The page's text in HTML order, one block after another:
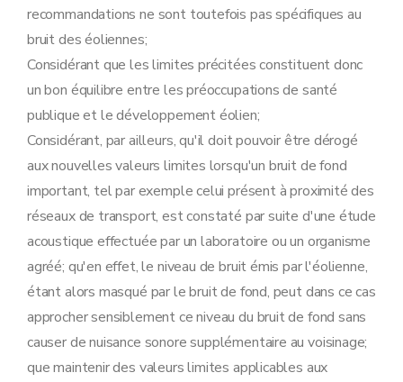
recommandations ne sont toutefois pas spécifiques au
bruit des éoliennes;
Considérant que les limites précitées constituent donc
un bon équilibre entre les préoccupations de santé
publique et le développement éolien;
Considérant, par ailleurs, qu'il doit pouvoir être dérogé
aux nouvelles valeurs limites lorsqu'un bruit de fond
important, tel par exemple celui présent à proximité des
réseaux de transport, est constaté par suite d'une étude
acoustique effectuée par un laboratoire ou un organisme
agréé; qu'en effet, le niveau de bruit émis par l'éolienne,
étant alors masqué par le bruit de fond, peut dans ce cas
approcher sensiblement ce niveau du bruit de fond sans
causer de nuisance sonore supplémentaire au voisinage;
que maintenir des valeurs limites applicables aux